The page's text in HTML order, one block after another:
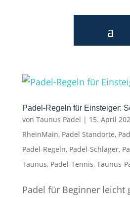
Padel-Regeln für Einsteiger:
von Taunus Padel | 15. April
RheinMain, Padel Standorte,
Padel-Regeln, Padel-Schläger,
Taunus, Padel-Tennis, Taunus-
Padel für Beginner leicht